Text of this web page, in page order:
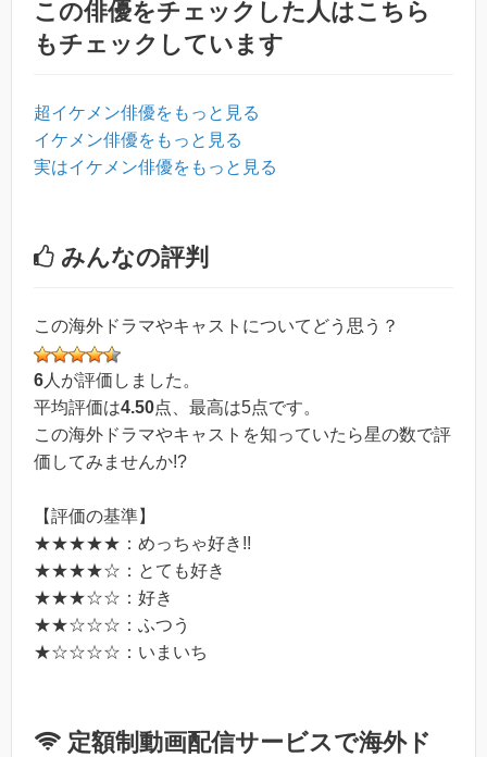
この俳優をチェックした人はこちら
もチェックしています
超イケメン俳優をもっと見る
イケメン俳優をもっと見る
実はイケメン俳優をもっと見る
みんなの評判
この海外ドラマやキャストについてどう思う？
6 人が評価しました。
平均評価は4.50点、最高は5点です。
この海外ドラマやキャストを知っていたら星の数で評
価してみませんか!?
【評価の基準】
★★★★★：めっちゃ好き!!
★★★★☆：とても好き
★★★☆☆：好き
★★☆☆☆：ふつう
★☆☆☆☆：いまいち
定額制動画配信サービスで海外ド